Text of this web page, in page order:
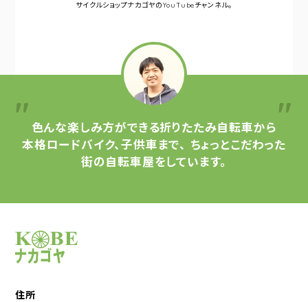
サイクルショップナカゴヤのYouTubeチャンネル。
色んな楽しみ方ができる折りたたみ自転車から
本格ロードバイク、子供車まで、 ちょっとこだわった
街の自転車屋をしています。
サイクルショップナカゴヤ
住所